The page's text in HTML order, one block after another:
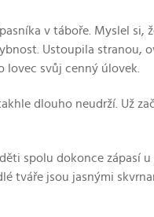
v táboře. Myslel si,
Ustoupila stranou,
lovec svůj cenný úlovek.
dlouho neudrží. Už
spolu dokonce zápasí
tváře jsou jasnými